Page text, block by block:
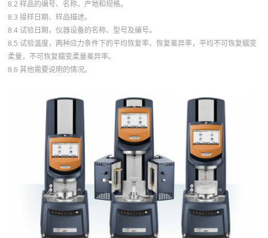
8.2 样品的编号、名称、产地和规格。
8.3 接样日期、样品描述。
8.4 试验日期，仪器设备的名称、型号及编号。
8.5 试验温度，两种应力条件下的平均恢复率、恢复差异率，平均不可恢复蠕变
柔量，不可恢复蠕变柔量差异率。
8.6 其他需要说明的情况。